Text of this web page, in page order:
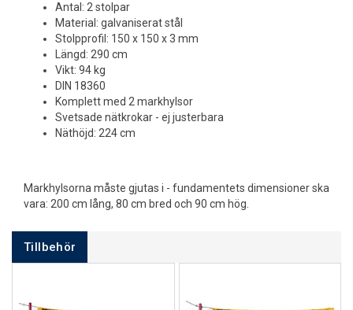
Antal: 2 stolpar
Material: galvaniserat stål
Stolpprofil: 150 x 150 x 3 mm
Längd: 290 cm
Vikt: 94 kg
DIN 18360
Komplett med 2 markhylsor
Svetsade nätkrokar - ej justerbara
Näthöjd: 224 cm
Markhylsorna måste gjutas i - fundamentets dimensioner ska
vara: 200 cm lång, 80 cm bred och 90 cm hög.
Tillbehör